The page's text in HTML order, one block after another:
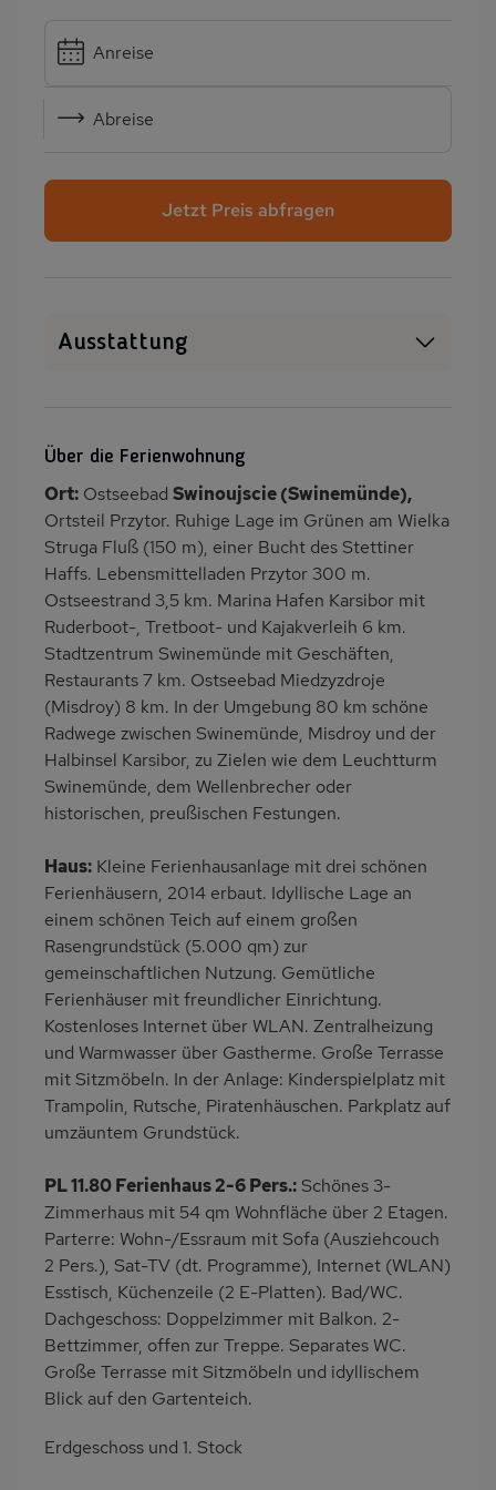
Anreise
Abreise
Jetzt Preis abfragen
Ausstattung
Balkon/Loggia
Grill
Kinderspielplatz
PKW-Parkplatz
Eingezäuntes
Grundstück
Dusche
Gäste WC
Küche
Herd (2 Platten)
Kühlschrank
Meerblick/Seeblick
Ruhige Lage
Nichtraucher
Freisitz im Garten
Wb/WC
freistehend
Internet
Seniorenfreundlich
Kaffeemaschine
Erdgeschoss
Nah an See
am Waldrand
Bettwäsche inklusive
Über die Ferienwohnung
Ort: Ostseebad Swinoujscie (Swinemünde),
Ortsteil Przytor. Ruhige Lage im Grünen am Wielka
Struga Fluß (150 m), einer Bucht des Stettiner
Haffs. Lebensmittelladen Przytor 300 m.
Ostseestrand 3,5 km. Marina Hafen Karsibor mit
Ruderboot-, Tretboot- und Kajakverleih 6 km.
Stadtzentrum Swinemünde mit Geschäften,
Restaurants 7 km. Ostseebad Miedzyzdroje
(Misdroy) 8 km. In der Umgebung 80 km schöne
Radwege zwischen Swinemünde, Misdroy und der
Halbinsel Karsibor, zu Zielen wie dem Leuchtturm
Swinemünde, dem Wellenbrecher oder
historischen, preußischen Festungen.
Haus: Kleine Ferienhausanlage mit drei schönen
Ferienhäusern, 2014 erbaut. Idyllische Lage an
einem schönen Teich auf einem großen
Rasengrundstück (5.000 qm) zur
gemeinschaftlichen Nutzung. Gemütliche
Ferienhäuser mit freundlicher Einrichtung.
Kostenloses Internet über WLAN. Zentralheizung
und Warmwasser über Gastherme. Große Terrasse
mit Sitzmöbeln. In der Anlage: Kinderspielplatz mit
Trampolin, Rutsche, Piratenhäuschen. Parkplatz auf
umzäuntem Grundstück.
PL 11.80 Ferienhaus 2-6 Pers.: Schönes 3-
Zimmerhaus mit 54 qm Wohnfläche über 2 Etagen.
Parterre: Wohn-/Essraum mit Sofa (Ausziehcouch
2 Pers.), Sat-TV (dt. Programme), Internet (WLAN)
Esstisch, Küchenzeile (2 E-Platten). Bad/WC.
Dachgeschoss: Doppelzimmer mit Balkon. 2-
Bettzimmer, offen zur Treppe. Separates WC.
Große Terrasse mit Sitzmöbeln und idyllischem
Blick auf den Gartenteich.
Erdgeschoss und 1. Stock